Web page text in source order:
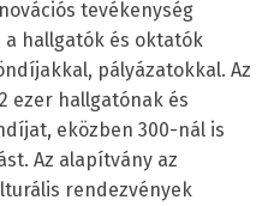
tevékenység
hallgatók és oktatók
pályázatokkal. Az
ezer hallgatónak és
eközben 300-nál is
Az alapítvány az
rendezvények